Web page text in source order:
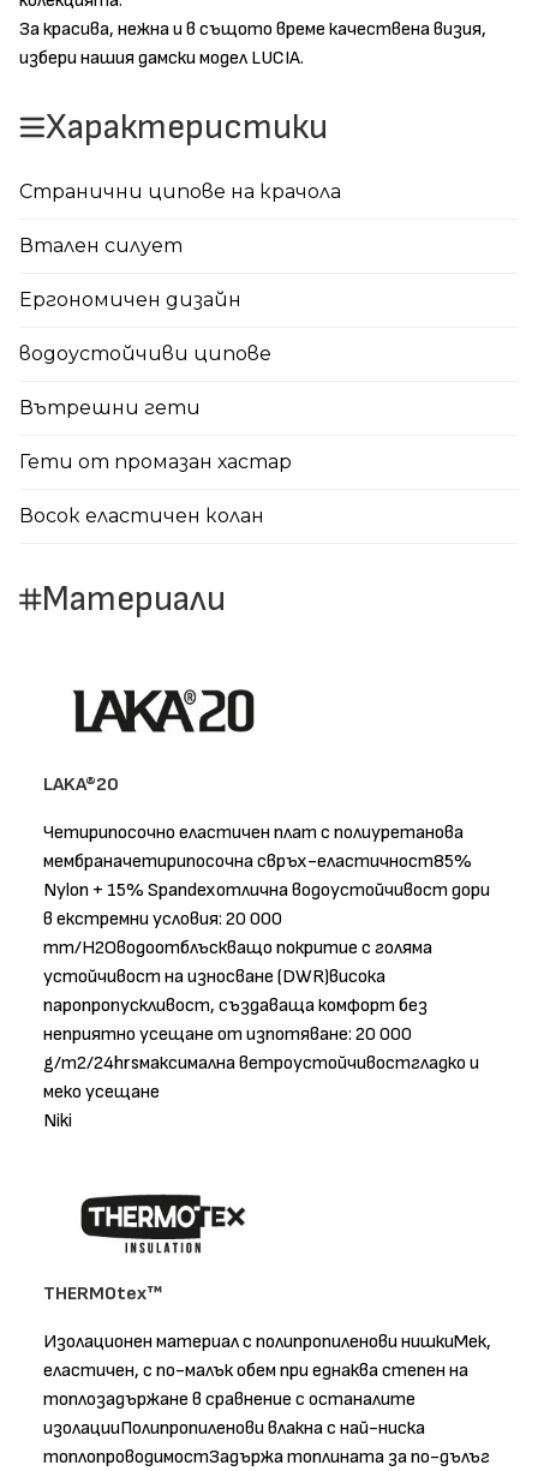
За красива, нежна и в същото време качествена визия,
избери нашия дамски модел LUCIA.
Характеристики
Странични ципове на крачола
Втален силует
Eргономичен дизайн
водоустойчиви ципове
Вътрешни гети
Гети от промазан хастар
Восок еластичен колан
Материали
LAKA®20
Четирипосочно еластичен плат с полиуретанова
мембраначетирипосочна свръх-еластичност85%
Nylon + 15% Spandexотлична водоустойчивост дори
в екстремни условия: 20 000
mm/H2Oводоотблъскващо покритие с голяма
устойчивост на износване (DWR)висока
паропропускливост, създаваща комфорт без
неприятно усещане от изпотяване: 20 000
g/m2/24hrsмаксимална ветроустойчивостгладко и
меко усещане
Niki
THERMOtex™
Изолационен материал с полипропиленови нишкиМек,
еластичен, с по-малък обем при еднаква степен на
топлозадържане в сравнение с останалите
изолацииПолипропиленови влакна с най-ниска
топлопроводимостЗадържа топлината за по-дълъг